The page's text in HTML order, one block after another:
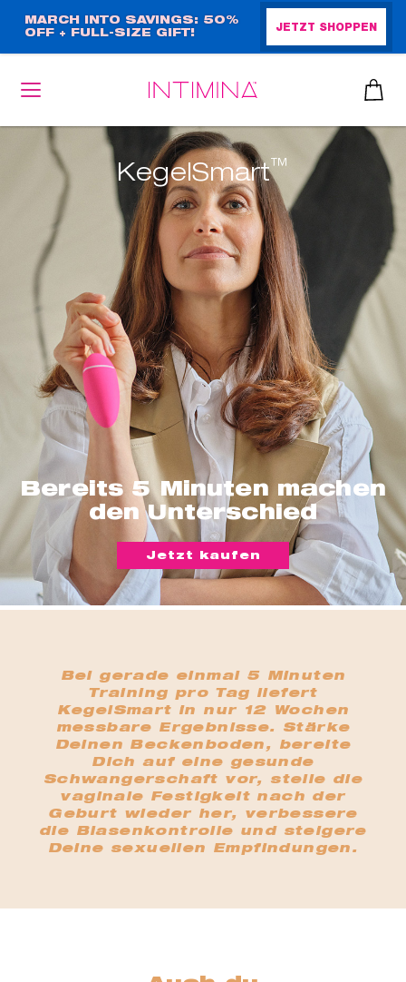
zum
Inhalt
MARCH INTO SAVINGS: 50%
OFF + FULL-SIZE GIFT!
JETZT SHOPPEN
Bereits 5 Minuten machen
den Unterschied
KegelSmart™
Jetzt kaufen
Bei gerade einmal 5 Minuten
Training pro Tag liefert
KegelSmart in nur 12 Wochen
messbare Ergebnisse. Stärke
Deinen Beckenboden, bereite
Dich auf eine gesunde
Schwangerschaft vor, stelle die
vaginale Festigkeit nach der
Geburt wieder her, verbessere
die Blasenkontrolle und steigere
Deine sexuellen Empfindungen.